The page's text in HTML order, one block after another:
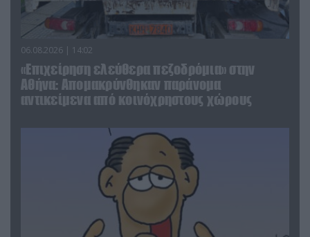
06.08.2026 | 14:02
«Επιχείρηση ελεύθερα πεζοδρόμια» στην
Αθήνα: Απομακρύνθηκαν παράνομα
αντικείμενα από κοινόχρηστους χώρους